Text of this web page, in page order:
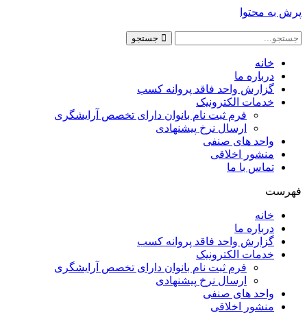
پرش به محتوا
جستجو
خانه
درباره ما
گزارش واحد فاقد پروانه کسب
خدمات الکترونیک
فرم ثبت نام بانوان دارای تخصص آرایشگری
ارسال نرخ پیشنهادی
واحد های صنفی
منشور اخلاقی
تماس با ما
فهرست
خانه
درباره ما
گزارش واحد فاقد پروانه کسب
خدمات الکترونیک
فرم ثبت نام بانوان دارای تخصص آرایشگری
ارسال نرخ پیشنهادی
واحد های صنفی
منشور اخلاقی